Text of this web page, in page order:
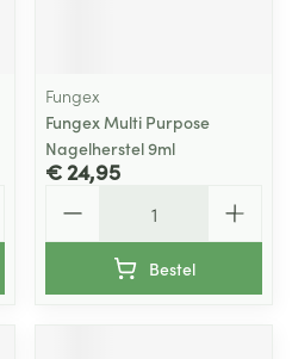
Fungex
Fungex Multi Purpose
Nagelherstel 9ml
€ 24,95
Bestel